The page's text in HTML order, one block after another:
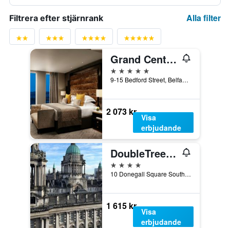
Filtrera efter stjärnrank Alla filter
Grand Central Hotel Belfast
5 stjärnor
9-15 Bedford Street, Belfast, Storbritannien
2 073 kr
Visa
erbjudande
DoubleTree by Hilton Belfast City Ten Square
4 stjärnor
10 Donegall Square South, Belfast, Storbritannien
1 615 kr
Visa
erbjudande